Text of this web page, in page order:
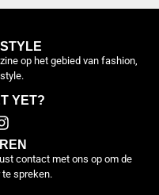
op het gebied van fashion,
YET?
contact met ons op om de
spreken.